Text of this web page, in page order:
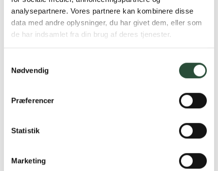
analysepartnere. Vores partnere kan kombinere disse
data med andre oplysninger, du har givet dem, eller som
de har indsamlet fra din brug af deres tjenester.
Nødvendig
Præferencer
Statistik
Marketing
Stort udvalg af kendte
produkter